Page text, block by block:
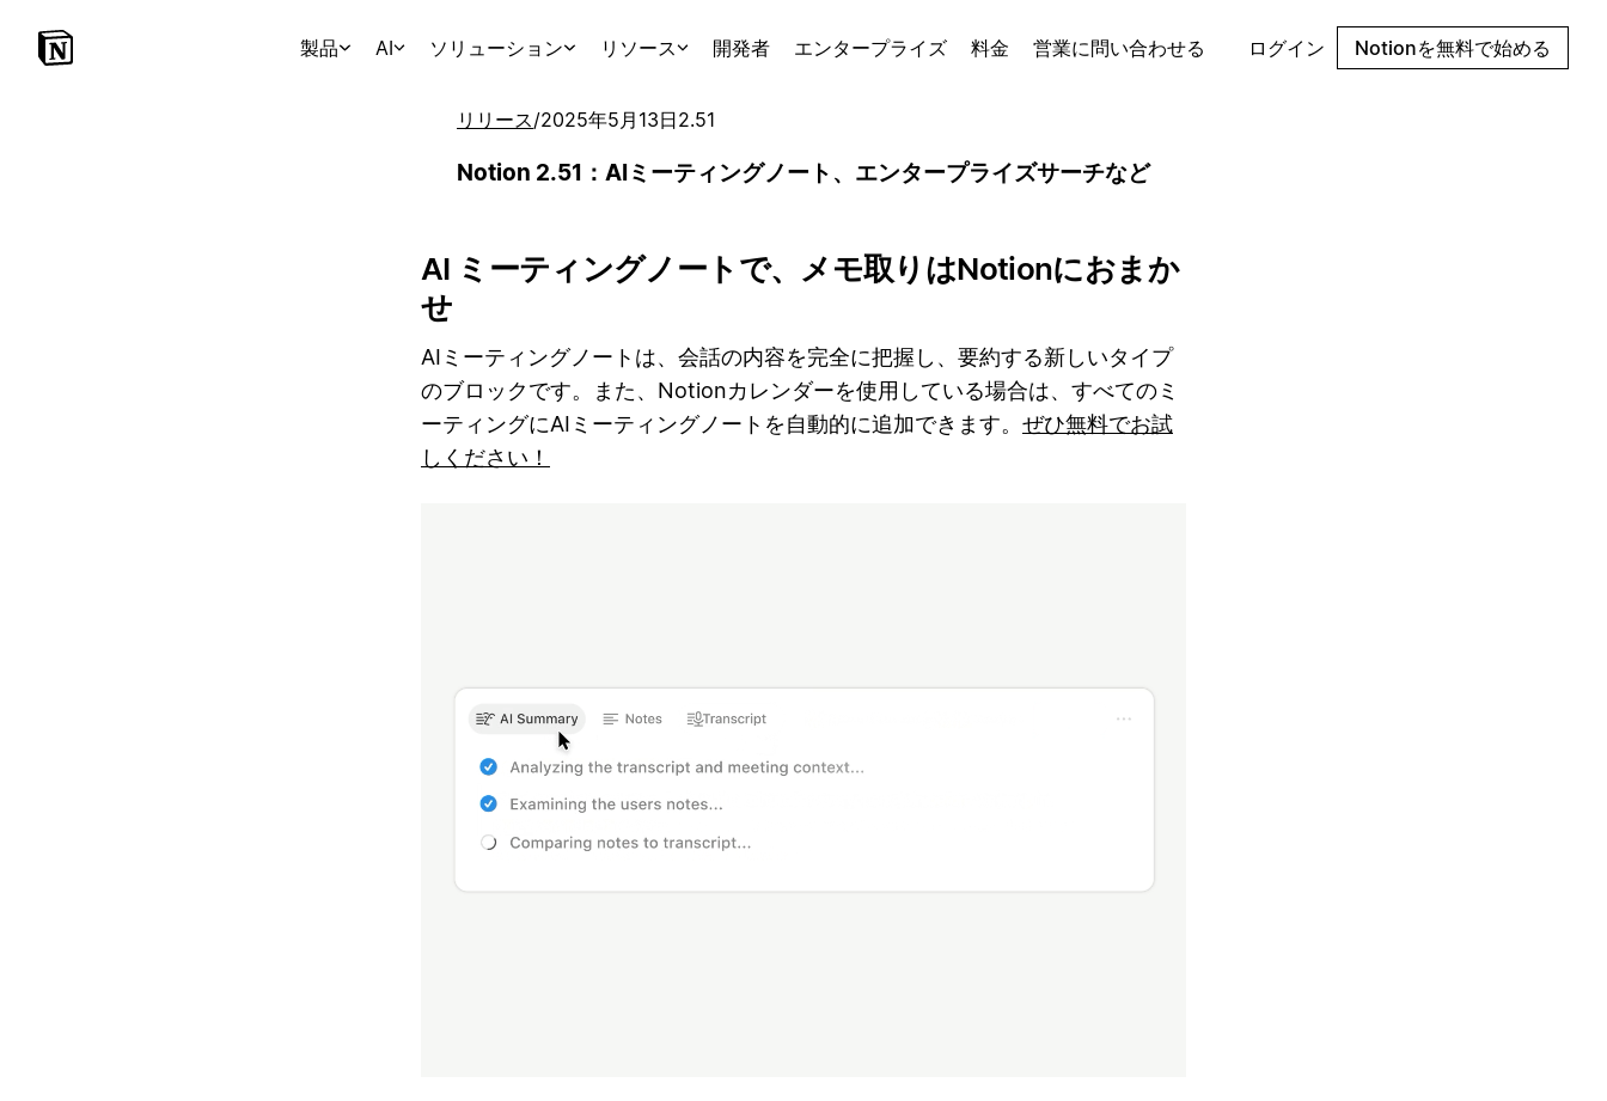
製品 AI ソリューション リソース 開発者 エンタープライズ 料金 営業に問い合わせる ログイン Notionを無料で始める
リリース/2025年5月13日2.51
Notion 2.51：AIミーティングノート、エンタープライズサーチなど
AI ミーティングノートで、メモ取りはNotionにおまか
せ
AIミーティングノートは、会話の内容を完全に把握し、要約する新しいタイプ
のブロックです。また、Notionカレンダーを使用している場合は、すべてのミ
ーティングにAIミーティングノートを自動的に追加できます。 ぜひ無料でお試
しください！